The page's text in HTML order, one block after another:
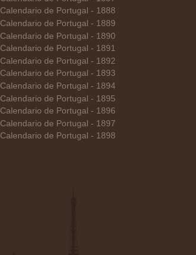
Calendario de Portugal - 1888
Calendario de Portugal - 1889
Calendario de Portugal - 1890
Calendario de Portugal - 1891
Calendario de Portugal - 1892
Calendario de Portugal - 1893
Calendario de Portugal - 1894
Calendario de Portugal - 1895
Calendario de Portugal - 1896
Calendario de Portugal - 1897
Calendario de Portugal - 1898